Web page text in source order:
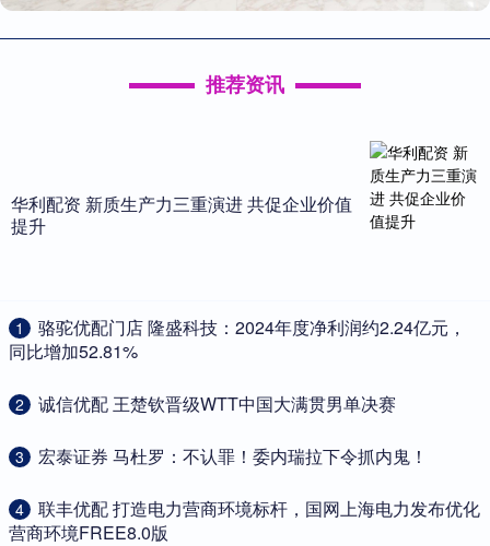
推荐资讯
华利配资 新质生产力三重演进 共促企业价值
提升
1
​骆驼优配门店 隆盛科技：2024年度净利润约2.24亿元，
同比增加52.81%
2 ​诚信优配 王楚钦晋级WTT中国大满贯男单决赛
3 ​宏泰证券 马杜罗：不认罪！委内瑞拉下令抓内鬼！
4
​联丰优配 打造电力营商环境标杆，国网上海电力发布优化
营商环境FREE8.0版